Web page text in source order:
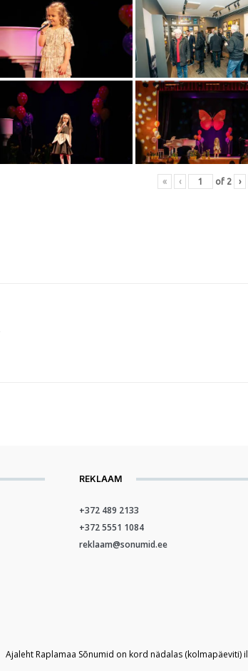
« ‹ of 2 ›
REKLAAM
+372 489 2133
+372 5551 1084
reklaam@sonumid.ee
Ajaleht Raplamaa Sõnumid on kord nädalas